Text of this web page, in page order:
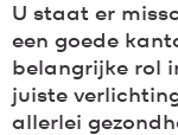
U staat er
een goede
belangrijke rol
juiste
allerlei